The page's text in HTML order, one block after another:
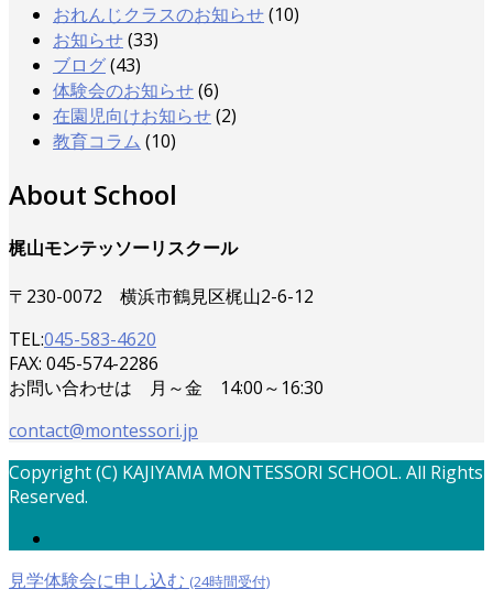
おれんじクラスのお知らせ(10)
お知らせ(33)
ブログ(43)
体験会のお知らせ(6)
在園児向けお知らせ(2)
教育コラム (10)
About School
梶山モンテッソーリスクール
〒230-0072 横浜市鶴見区梶山2-6-12
TEL:045-583-4620
FAX: 045-574-2286
お問い合わせは 月～金 14:00～16:30
contact@montessori.jp
Copyright (C) KAJIYAMA MONTESSORI SCHOOL. All Rights
Reserved.
見学体験会に申し込む (24時間受付)